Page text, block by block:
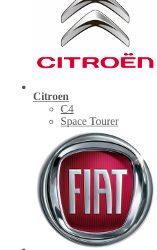
Citroen
C4
Space Tourer